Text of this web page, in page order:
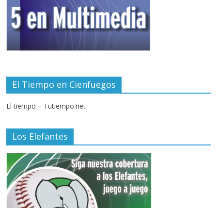
El Tiempo en Cienfuegos
El tiempo – Tutiempo.net
Los Elefantes